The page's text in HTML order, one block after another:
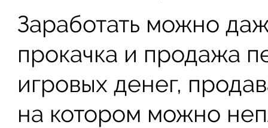
Заработать можно
прокачка и продажа
игровых денег,
на котором можно